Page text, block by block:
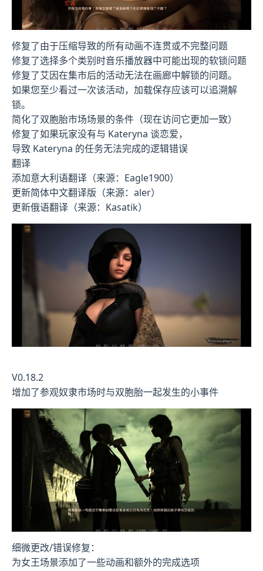
修复了由于压缩导致的所有动画不连贯或不完整问题
修复了选择多个类别时音乐播放器中可能出现的软锁问题
修复了艾因在集市后的活动无法在画廊中解锁的问题。
如果您至少看过一次该活动，加载保存应该可以追溯解
锁。
简化了双胞胎市场场景的条件（现在访问它更加一致）
修复了如果玩家没有与 Kateryna 谈恋爱，
导致 Kateryna 的任务无法完成的逻辑错误
翻译
添加意大利语翻译（来源：Eagle1900）
更新简体中文翻译版（来源：aler）
更新俄语翻译（来源：Kasatik）
V0.18.2
增加了参观奴隶市场时与双胞胎一起发生的小事件
细微更改/错误修复：
为女王场景添加了一些动画和额外的完成选项